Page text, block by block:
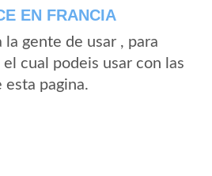
EN FRANCIA
gente de usar , para
cual podeis usar con las
pagina.